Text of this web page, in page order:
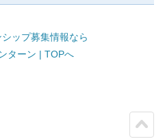
ップ募集情報なら
ターン | TOPへ